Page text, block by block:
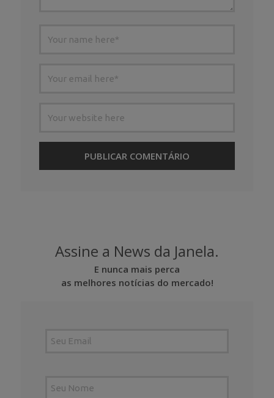
Assine a News da Janela.
E nunca mais perca
as melhores notícias do mercado!